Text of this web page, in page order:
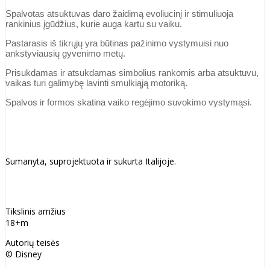
Spalvotas atsuktuvas daro žaidimą evoliucinį ir stimuliuoja
rankinius įgūdžius, kurie auga kartu su vaiku.
Pastarasis iš tikrųjų yra būtinas pažinimo vystymuisi nuo
ankstyviausių gyvenimo metų.
Prisukdamas ir atsukdamas simbolius rankomis arba atsuktuvu,
vaikas turi galimybę lavinti smulkiąją motoriką.
Spalvos ir formos skatina vaiko regėjimo suvokimo vystymąsi.
Sumanyta, suprojektuota ir sukurta Italijoje.
Tikslinis amžius
18+m
Autorių teisės
© Disney